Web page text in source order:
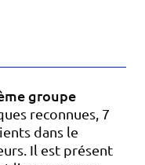
groupe
reconnues, 7
dans le
Il est présent